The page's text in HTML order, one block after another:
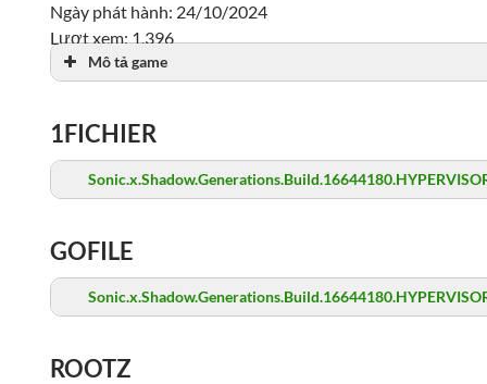
Ngày phát hành: 24/10/2024
Lượt xem: 1,396
Mô tả game
1FICHIER
GOFILE
ROOTZ